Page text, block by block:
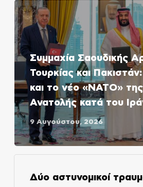
Συμμαχία Σαουδικής
Τουρκίας και
και το νέο «ΝΑΤΟ»
Ανατολής κατά του
9 Αυγούστου, 2026
Δύο αστυνομικοί